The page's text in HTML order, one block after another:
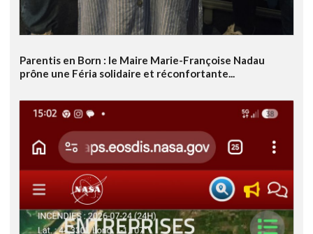
Parentis en Born : le Maire Marie-Françoise Nadau
prône une Féria solidaire et réconfortante...